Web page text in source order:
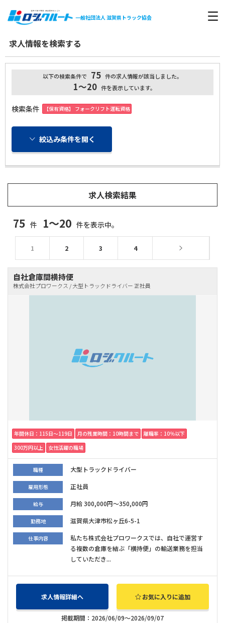
一般社団法人滋賀県トラック協会
求人情報を検索する
以下の検索条件で 75 件の求人情報が該当しました。
1～20 件を表示しています。
検索条件 【保有資格】 フォークリフト運転資格
絞込み条件を開く
求人検索結果
75 件 1～20 件を表示中。
1 2 3 4
自社倉庫間横持便
株式会社プロワークス / 大型トラックドライバー 正社員
年間休日：115日〜119日 月の残業時間：10時間まで
離職率：10％以下
300万円以上
女性活躍の職場
職種 大型トラックドライバー
雇用形態 正社員
給与 月給 300,000円～350,000円
勤務地 滋賀県大津市松ヶ丘6-5-1
仕事内容
私たち株式会社プロワークスでは、自社で運営す
る複数の倉庫を結ぶ「横持便」の輸送業務を担当
していただき...
求人情報詳細へ お気に入りに追加
掲載期間：2026/06/09～2026/09/07